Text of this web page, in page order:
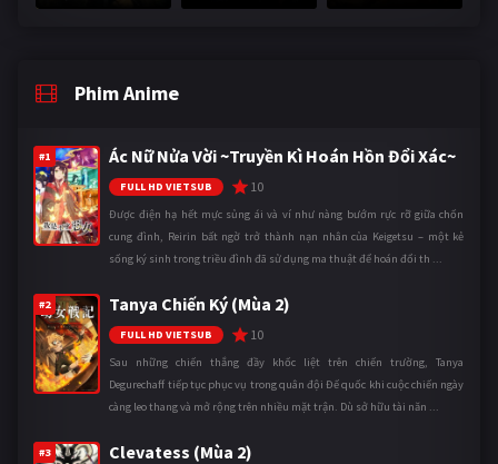
Phim Anime
#1 Ác Nữ Nửa Vời ~Truyền Kì Hoán Hồn Đổi Xác~
FULL HD VIETSUB 10
Được điện hạ hết mực sủng ái và ví như nàng bướm rực rỡ giữa chốn
cung đình, Reirin bất ngờ trở thành nạn nhân của Keigetsu – một kẻ
sống ký sinh trong triều đình đã sử dụng ma thuật để hoán đổi th ...
#2 Tanya Chiến Ký (Mùa 2)
FULL HD VIETSUB 10
Sau những chiến thắng đầy khốc liệt trên chiến trường, Tanya
Degurechaff tiếp tục phục vụ trong quân đội Đế quốc khi cuộc chiến ngày
càng leo thang và mở rộng trên nhiều mặt trận. Dù sở hữu tài năn ...
#3 Clevatess (Mùa 2)